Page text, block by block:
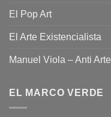
El Pop Art
El Arte Existencialista
Manuel Viola – Anti Arte
EL MARCO VERDE